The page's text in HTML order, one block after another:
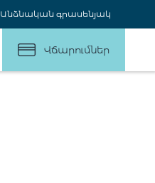
Անձնական գրասենյակ
Վճարումներ